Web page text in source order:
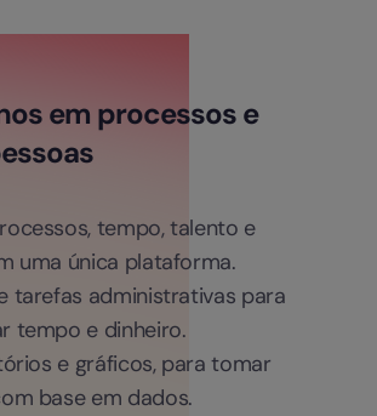
em processos e
tempo, talento e
uma única plataforma.
tarefas administrativas para
tempo e dinheiro.
e gráficos, para tomar
base em dados.